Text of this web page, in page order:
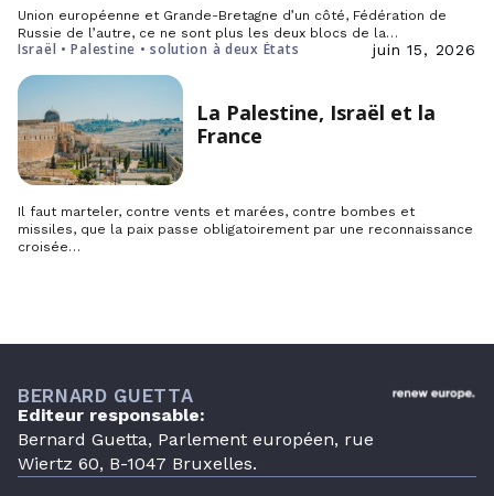
Union européenne et Grande-Bretagne d’un côté, Fédération de
Russie de l’autre, ce ne sont plus les deux blocs de la…
Israël • Palestine • solution à deux États juin 15, 2026
La Palestine, Israël et la
France
Il faut marteler, contre vents et marées, contre bombes et
missiles, que la paix passe obligatoirement par une reconnaissance
croisée…
BERNARD GUETTA
Editeur responsable:
Bernard Guetta, Parlement européen, rue
Wiertz 60, B-1047 Bruxelles.